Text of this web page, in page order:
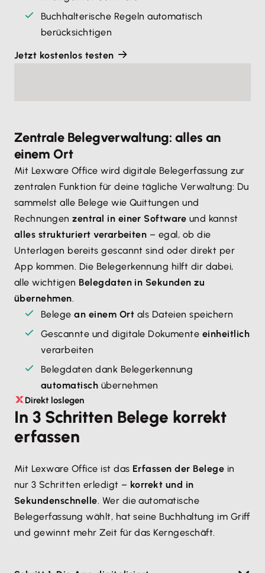
Buchhalterische Regeln automatisch
berücksichtigen
Jetzt kostenlos testen
Zentrale Belegverwaltung: alles an
einem Ort
Mit Lexware Office wird digitale Belegerfassung zur
zentralen Funktion für deine tägliche Verwaltung: Du
sammelst alle Belege wie Quittungen und
Rechnungenzentral in einer Software und kannst
alles strukturiert verarbeiten – egal, ob die
Unterlagen bereits gescannt sind oder direkt per
App kommen. Die Belegerkennung hilft dir dabei,
alle wichtigen Belegdaten in Sekunden zu
übernehmen.
Belegean einem Ort als Dateien speichern
Gescannte und digitale Dokumente einheitlich
verarbeiten
Belegdaten dank Belegerkennung
automatisch übernehmen
Direkt loslegen
In 3 Schritten Belege korrekt
erfassen
Mit Lexware Office ist das Erfassen der Belege in
nur 3 Schritten erledigt – korrekt und in
Sekundenschnelle. Wer die automatische
Belegerfassung wählt, hat seine Buchhaltung im Griff
und gewinnt mehr Zeit für das Kerngeschäft.